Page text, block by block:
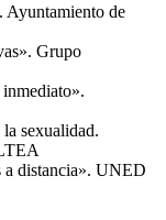
Ayuntamiento de
Grupo
sexualidad.
a distancia». UNED